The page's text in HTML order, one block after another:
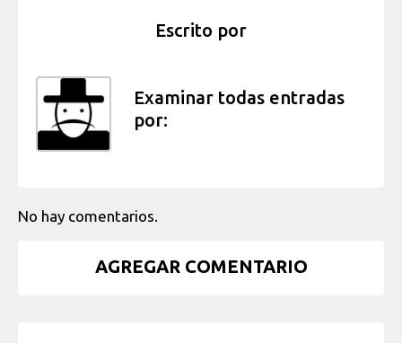
Escrito por
Examinar todas entradas
por:
No hay comentarios.
AGREGAR COMENTARIO